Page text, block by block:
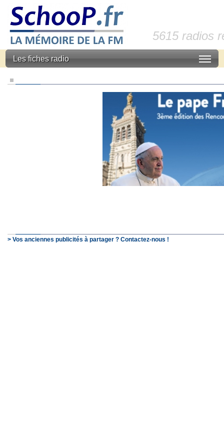
5615 radios
Les fiches radio
> Vos anciennes publicités à partager ? Contactez-nous !